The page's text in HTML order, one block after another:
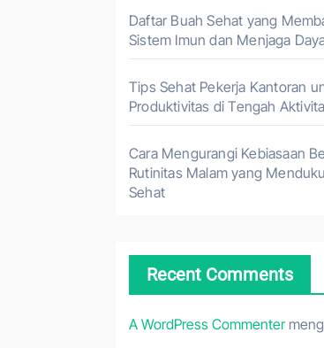
Daftar Buah Sehat yang
Sistem Imun dan Menjaga
Tips Sehat Pekerja Kantoran
Produktivitas di Tengah
Cara Mengurangi Kebiasaan
Rutinitas Malam yang
Sehat
Recent Comments
A WordPress Commenter